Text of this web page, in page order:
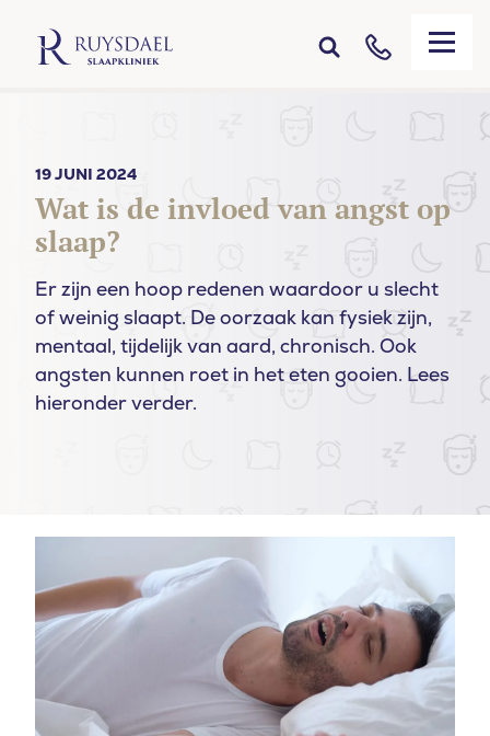
19 JUNI 2024
Wat is de invloed van angst op
slaap?
Er zijn een hoop redenen waardoor u slecht
of weinig slaapt. De oorzaak kan fysiek zijn,
mentaal, tijdelijk van aard, chronisch. Ook
angsten kunnen roet in het eten gooien. Lees
hieronder verder.